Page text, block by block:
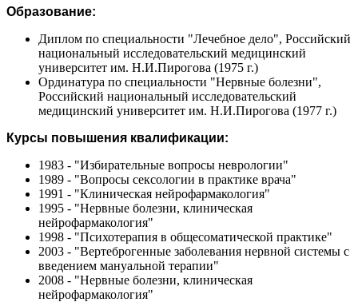
Образование:
Диплом по специальности "Лечебное дело", Российский
национальный исследовательский медицинский
университет им. Н.И.Пирогова (1975 г.)
Ординатура по специальности "Нервные болезни",
Российский национальный исследовательский
медицинский университет им. Н.И.Пирогова (1977 г.)
Курсы повышения квалификации:
1983 - "Избирательные вопросы неврологии"
1989 - "Вопросы сексологии в практике врача"
1991 - "Клиническая нейрофармакология"
1995 - "Нервные болезни, клиническая
нейрофармакология"
1998 - "Психотерапия в общесоматической практике"
2003 - "Вертеброгенные заболевания нервной системы с
введением мануальной терапии"
2008 - "Нервные болезни, клиническая
нейрофармакология"